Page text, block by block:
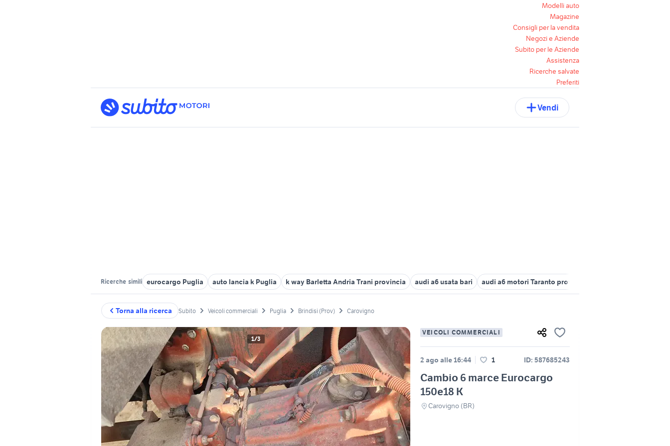
Modelli auto
Magazine
Consigli per la vendita
Negozi e Aziende
Subito per le Aziende
Assistenza
Ricerche salvate
Preferiti
Vendi
Ricerche simili eurocargo Puglia auto lancia k Puglia k way Barletta Andria Trani provincia audi a6 usata bari audi a6 motori Taranto provincia
Torna alla ricerca Subito Veicoli commerciali Puglia Brindisi (Prov) Carovigno
1/3
VEICOLI COMMERCIALI
2 ago alle 16:44 1 ID: 587685243
Cambio 6 marce Eurocargo
150e18 K
Carovigno (BR)